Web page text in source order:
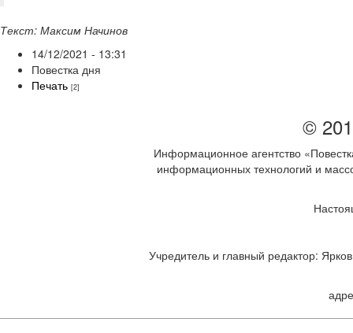
Текст: Максим Начинов
14/12/2021 - 13:31
Повестка дня
Печать [2]
©
Информационное агентство
информационных технологий и
Учредитель и главный редактор: